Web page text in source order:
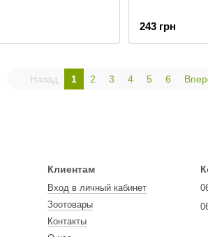
243 грн
Назад 1 2 3 4 5 6
Клиентам
Вход в личный кабинет
Зоотовары
Контакты